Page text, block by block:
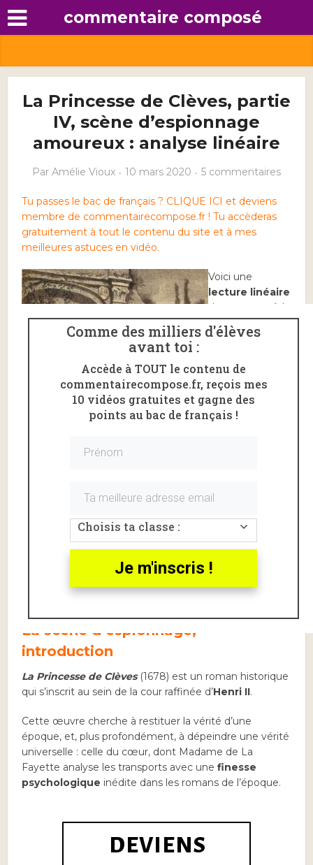
commentaire composé
La Princesse de Clèves, partie
IV, scène d’espionnage
amoureux : analyse linéaire
Par Amélie Vioux 10 mars 2020 5 commentaires
Tu passes le bac de français ? CLIQUE ICI et deviens
membre de commentairecompose.fr ! Tu accèderas
gratuitement à tout le contenu du site et à mes
meilleures astuces en vidéo.
Voici une
lecture linéaire
du passage où le
duc de Nemours
espionne la
Clèves à
Coulommiers
(dite la scène
des palissades
tiré de la
quatrième partie
du roman, à
palissades
étaient fort
ni imaginé par nul autre amant» .
La scène d’espionnage,
introduction
La Princesse de Clèves(1678) est un roman historique
qui s’inscrit au sein de la cour raffinée d’Henri II.
Cette œuvre cherche à restituer la vérité d’une
époque, et, plus profondément, à dépeindre une vérité
universelle : celle du cœur, dont Madame de La
Fayette analyse les transports avec unefinesse
psychologique inédite dans les romans de l’époque.
DEVIENS
Comme des milliers d'élèves
avant toi :
Accède à TOUT le contenu de
commentairecompose.fr, reçois mes
10 vidéos gratuites et gagne des
points au bac de français !
Choisis ta classe :
Je m'inscris !